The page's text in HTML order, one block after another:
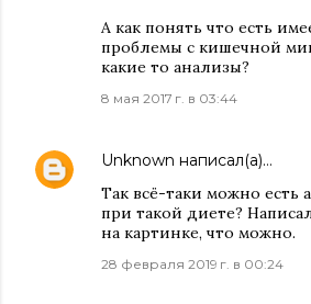
А как понять что есть
проблемы с кишечной
какие то анализы?
8 мая 2017 г. в 03:44
Unknown написал(а)…
Так всё-таки можно есть
при такой диете?
на картинке, что можно.
28 февраля 2019 г. в 00:24